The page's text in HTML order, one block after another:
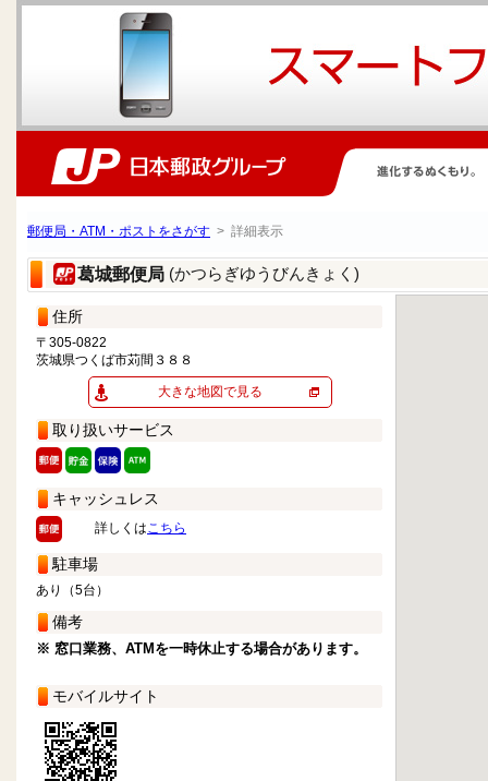
郵便局・ATM・ポストをさがす > 詳細表示
葛城郵便局 (かつらぎゆうびんきょく)
住所
〒305-0822
茨城県つくば市苅間３８８
大きな地図で見る
取り扱いサービス
キャッシュレス
詳しくはこちら
駐車場
あり（5台）
備考
※ 窓口業務、ATMを一時休止する場合があります。
モバイルサイト